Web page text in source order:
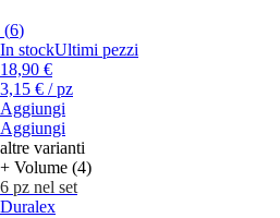
(6)
In stockUltimi pezzi
18,90 €
3,15 € / pz
Aggiungi
Aggiungi
altre varianti
+ Volume (4)
6 pz nel set
Duralex